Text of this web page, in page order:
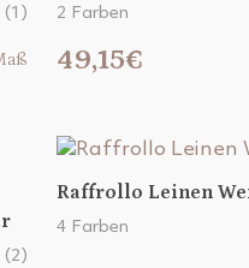
(1) 2 Farben
49,15€
(2)
Raffrollo Leinen
4 Farben